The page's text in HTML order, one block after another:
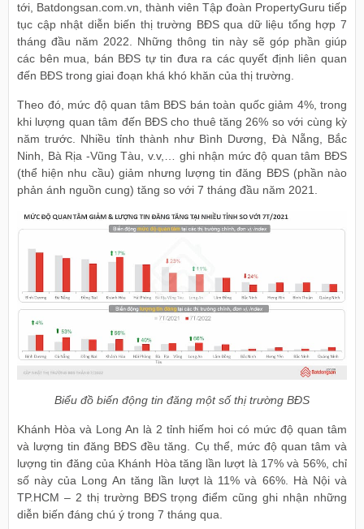
tới, Batdongsan.com.vn, thành viên Tập đoàn PropertyGuru tiếp
tục cập nhật diễn biến thị trường BĐS qua dữ liệu tổng hợp 7
tháng đầu năm 2022. Những thông tin này sẽ góp phần giúp
các bên mua, bán BĐS tự tin đưa ra các quyết định liên quan
đến BĐS trong giai đoạn khá khó khăn của thị trường.
Theo đó, mức độ quan tâm BĐS bán toàn quốc giảm 4%, trong
khi lượng quan tâm đến BĐS cho thuê tăng 26% so với cùng kỳ
năm trước. Nhiều tỉnh thành như Bình Dương, Đà Nẵng, Bắc
Ninh, Bà Rịa -Vũng Tàu, v.v,… ghi nhận mức độ quan tâm BĐS
(thể hiện nhu cầu) giảm nhưng lượng tin đăng BĐS (phần nào
phản ánh nguồn cung) tăng so với 7 tháng đầu năm 2021.
Biểu đồ biến động tin đăng một số thị trường BĐS
Khánh Hòa và Long An là 2 tỉnh hiếm hoi có mức độ quan tâm
và lượng tin đăng BĐS đều tăng. Cụ thể, mức độ quan tâm và
lượng tin đăng của Khánh Hòa tăng lần lượt là 17% và 56%, chỉ
số này của Long An tăng lần lượt là 11% và 66%. Hà Nội và
TP.HCM – 2 thị trường BĐS trọng điểm cũng ghi nhận những
diễn biến đáng chú ý trong 7 tháng qua.